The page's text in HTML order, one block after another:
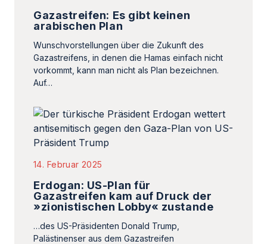
Gazastreifen: Es gibt keinen
arabischen Plan
Wunschvorstellungen über die Zukunft des
Gazastreifens, in denen die Hamas einfach nicht
vorkommt, kann man nicht als Plan bezeichnen.
Auf…
14. Februar 2025
Erdogan: US-Plan für
Gazastreifen kam auf Druck der
»zionistischen Lobby« zustande
…des US-Präsidenten Donald Trump,
Palästinenser aus dem Gazastreifen